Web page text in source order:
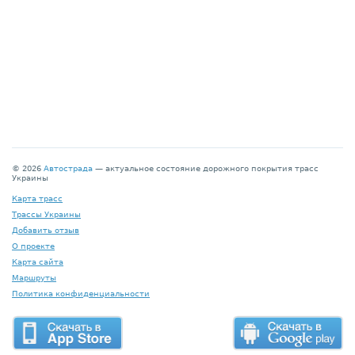
© 2026 Автострада — актуальное состояние дорожного покрытия трасс
Украины
Карта трасс
Трассы Украины
Добавить отзыв
О проекте
Карта сайта
Маршруты
Политика конфиденциальности